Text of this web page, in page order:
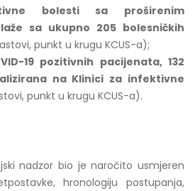
bolesti sa proširenim
sa ukupno 205 bolesničkih
punkt u krugu KCUS-a);
19 pozitivnih pacijenata, 132
na Klinici za infektivne
punkt u krugu KCUS-a).
nadzor bio je naročito usmjeren
hronologiju postupanja,